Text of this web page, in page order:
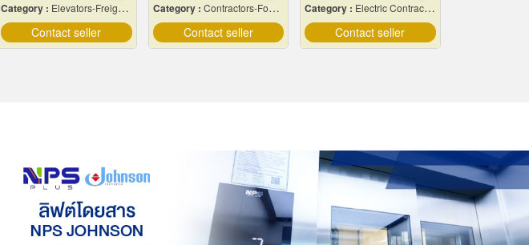
Category : Elevators-Freight & Passenger
Contact seller
Category : Contractors-Foundation Reparing
Contact seller
Category : Electric Contractors-Industrial & Residential
Contact seller